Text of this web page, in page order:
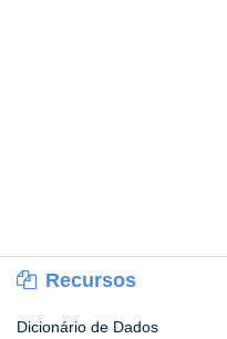
Recursos
Dicionário de Dados